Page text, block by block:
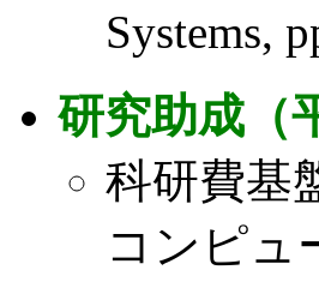
Systems,
研究助成（
科研費基
コンピュ